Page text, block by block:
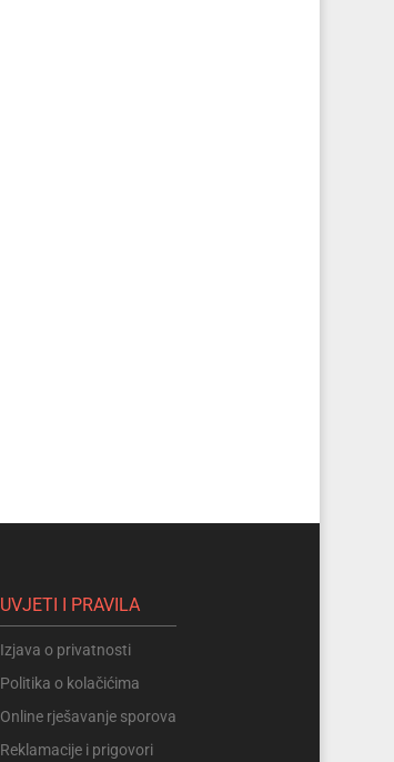
UVJETI I PRAVILA
Izjava o privatnosti
Politika o kolačićima
Online rješavanje sporova
Reklamacije i prigovori